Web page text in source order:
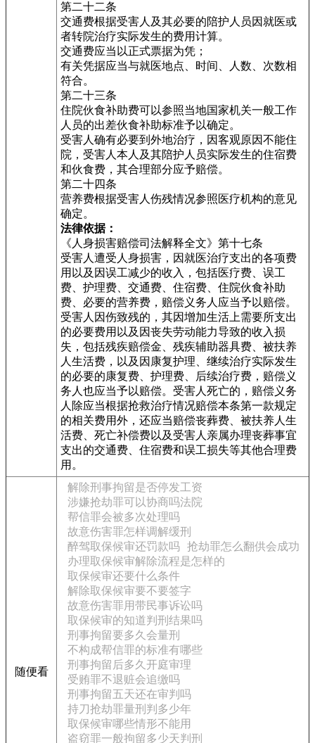
第二十二条
交通费根据受害人及其必要的陪护人员因就医或
者转院治疗实际发生的费用计算。
交通费应当以正式票据为凭；
有关凭据应当与就医地点、时间、人数、次数相
符合。
第二十三条
住院伙食补助费可以参照当地国家机关一般工作
人员的出差伙食补助标准予以确定。
受害人确有必要到外地治疗，因客观原因不能住
院，受害人本人及其陪护人员实际发生的住宿费
和伙食费，其合理部分应予赔偿。
第二十四条
营养费根据受害人伤残情况参照医疗机构的意见
确定。
法律依据：
《人身损害赔偿司法解释全文》第十七条
受害人遭受人身损害，因就医治疗支出的各项费
用以及因误工减少的收入，包括医疗费、误工
费、护理费、交通费、住宿费、住院伙食补助
费、必要的营养费，赔偿义务人应当予以赔偿。
受害人因伤致残的，其因增加生活上需要所支出
的必要费用以及因丧失劳动能力导致的收入损
失，包括残疾赔偿金、残疾辅助器具费、被扶养
人生活费，以及因康复护理、继续治疗实际发生
的必要的康复费、护理费、后续治疗费，赔偿义
务人也应当予以赔偿。受害人死亡的，赔偿义务
人除应当根据抢救治疗情况赔偿本条第一款规定
的相关费用外，还应当赔偿丧葬费、被扶养人生
活费、死亡补偿费以及受害人亲属办理丧葬事宜
支出的交通费、住宿费和误工损失等其他合理费
用。
随便看
解除刑事拘留是否停发工资
涉嫌抢劫罪可以协商吗法院
帮信罪会被多次处理吗
故意伤害罪怎样调解缓刑
醉驾取保候审还罚款吗 抢劫罪怎么翻供会成功
办理取保候审解除流程是怎样的
取保候审还要什么条件
解除取保候审要不要签字
故意伤害罪用带民事诉讼吗
取保候审的知道判刑结果吗
刑事拘留要多久会量刑
不构成帮信罪的标准有哪些
刑事拘留后多久开庭审理
受贿罪不退赃会追缴吗
刑事拘留五天还在审判吗
持刀抢劫罪量刑判多少年
取保候审哪些情形不能用
盗窃罪一般拘留多少天判刑